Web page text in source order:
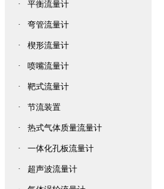
· 平衡流量计
· 弯管流量计
· 楔形流量计
· 喷嘴流量计
· 靶式流量计
· 节流装置
· 热式气体质量流量计
· 一体化孔板流量计
· 超声波流量计